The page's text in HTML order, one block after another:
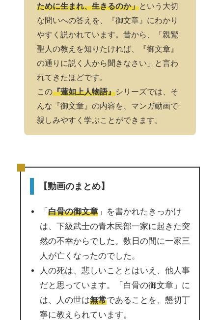
ために生まれ、生きるのか」という大切
な問いへの答えを、『御文章』にわかり
やすく説かれています。昔から、「親鸞
聖人の教えを知りたければ、『御文章』
の通りに説く人から聞きなさい」と言わ
れてきたほどです。
この『蓮如上人物語』シリーズでは、そ
んな『御文章』の内容を、マンガ動画で
親しみやすく学ぶことができます。
【動画のまとめ】
「 白骨の御文章 」を書かれたきっかけ
は、下級武士の青木民部一家に起きた突
然の不幸からでした。数日の間に一家三
人が亡くなったのでした。
人の死は、悲しいこととはいえ、他人事
だと思っています。「白骨の御文章」に
は、人の世は無常であることを、懇切丁
寧に教えられています。